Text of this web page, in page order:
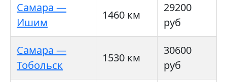
Самара —
Ишим
1460 км
29200
руб
Самара —
Тобольск
1530 км
30600
руб